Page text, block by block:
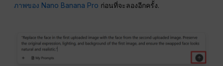
ภาพของ Nano Banana Pro ก่อนที่จะลองอีกครั้ง.